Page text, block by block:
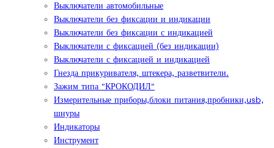
Выключатели автомобильные
Выключатели без фиксации и индикации
Выключатели без фиксации с индикацией
Выключатели с фиксацией (без индикации)
Выключатели с фиксацией и индикацией
Гнезда прикуривателя, штекера, разветвители.
Зажим типа "КРОКОДИЛ"
Измерительные приборы,блоки питания,пробники,usb,
шнуры
Индикаторы
Инструмент